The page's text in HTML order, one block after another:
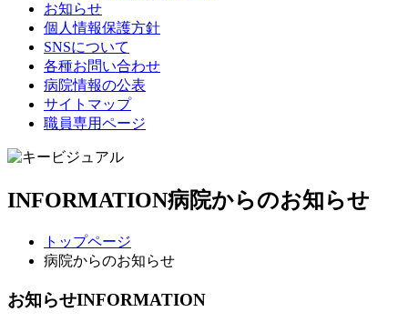
お知らせ
個人情報保護方針
SNSについて
各種お問い合わせ
病院情報の公表
サイトマップ
職員専用ページ
INFORMATION病院からのお知らせ
トップページ
病院からのお知らせ
お知らせINFORMATION